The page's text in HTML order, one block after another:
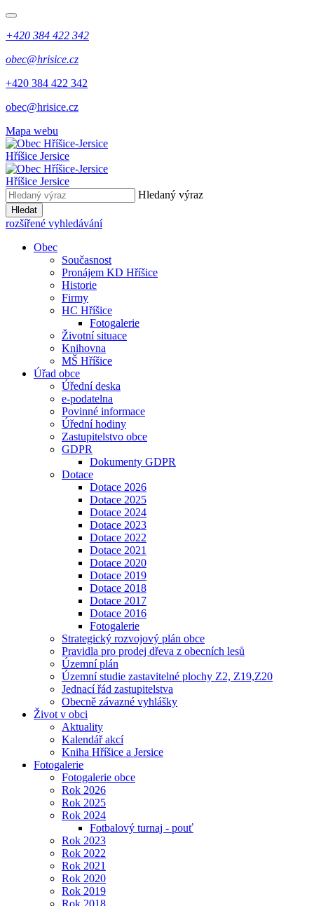
+420 384 422 342
obec@hrisice.cz
+420 384 422 342
obec@hrisice.cz
Mapa webu
Hříšice Jersice
Hříšice Jersice
Hledaný výraz
Hledat
rozšířené vyhledávání
Obec
Současnost
Pronájem KD Hříšice
Historie
Firmy
HC Hříšice
Fotogalerie
Životní situace
Knihovna
MŠ Hříšice
Úřad obce
Úřední deska
e-podatelna
Povinné informace
Úřední hodiny
Zastupitelstvo obce
GDPR
Dokumenty GDPR
Dotace
Dotace 2026
Dotace 2025
Dotace 2024
Dotace 2023
Dotace 2022
Dotace 2021
Dotace 2020
Dotace 2019
Dotace 2018
Dotace 2017
Dotace 2016
Fotogalerie
Strategický rozvojový plán obce
Pravidla pro prodej dřeva z obecních lesů
Územní plán
Územní studie zastavitelné plochy Z2, Z19,Z20
Jednací řád zastupitelstva
Obecně závazné vyhlášky
Život v obci
Aktuality
Kalendář akcí
Kniha Hříšice a Jersice
Fotogalerie
Fotogalerie obce
Rok 2026
Rok 2025
Rok 2024
Fotbalový turnaj - pouť
Rok 2023
Rok 2022
Rok 2021
Rok 2020
Rok 2019
Rok 2018